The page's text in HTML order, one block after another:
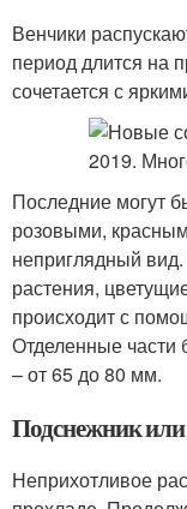
Венчики
период длится на
сочетается с
Последние могут
розовыми,
неприглядный
растения,
происходит с
Отделенные части
– от 65 до 80 мм.
Подснежник или
Неприхотливое